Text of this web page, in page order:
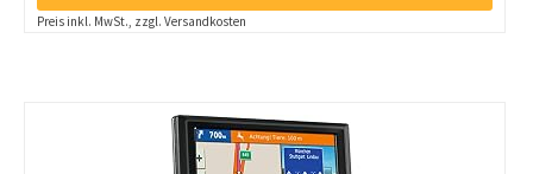
Preis inkl. MwSt., zzgl. Versandkosten